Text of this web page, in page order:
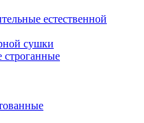
естественной
сушки
строганные